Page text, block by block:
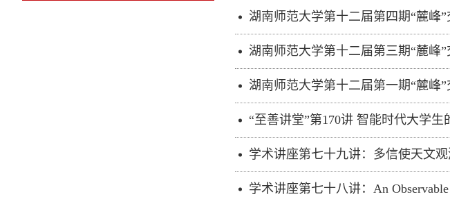
湖南师范大学第十二届第四期“麓峰
湖南师范大学第十二届第三期“麓峰
湖南师范大学第十二届第一期“麓峰
“至善讲堂”第170讲 智能时代大学生
学术讲座第七十九讲：多信使天文
学术讲座第七十八讲：An Observable